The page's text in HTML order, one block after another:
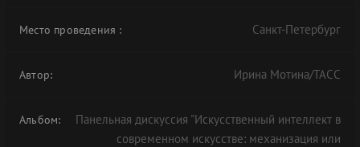
Место проведения : Санкт-Петербург
Автор: Ирина Мотина/ТАСС
Альбом:
Панельная дискуссия "Искусственный интеллект в
современном искусстве: механизация или